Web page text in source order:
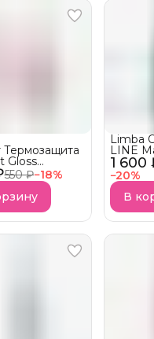
550 ₽−18%
Термозащита
Gloss
Pink
1 600
−20%
Limba
LINE
Крем
АКЦИЯ!
В